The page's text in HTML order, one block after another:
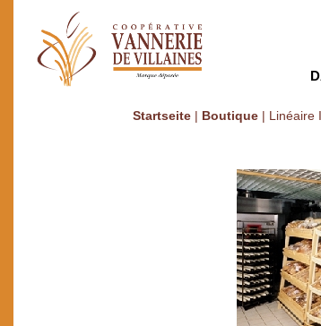
Startseite| Boutique| Linéaire